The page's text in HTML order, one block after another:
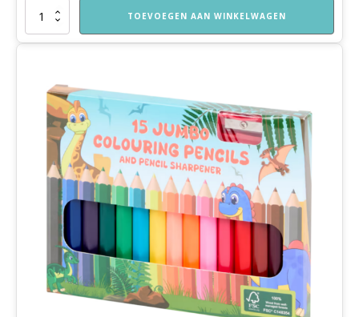
Kinderschaar
TOEVOEGEN AAN WINKELWAGEN